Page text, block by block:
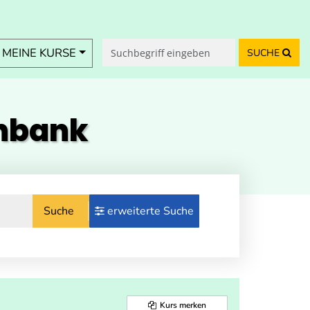
KURSE SUCHE
Suche erweiterte Suche
Kurs merken